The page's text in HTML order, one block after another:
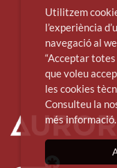
Utilitzem
l’experiència
navegació al
“Acceptar totes
que voleu
les cookies
Consulteu la
més informació.